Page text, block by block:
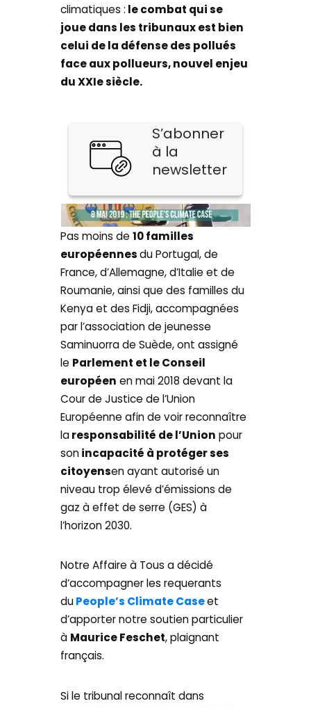
climatiques : le combat qui se
joue dans les tribunaux est bien
celui de la défense des pollués
face aux pollueurs, nouvel enjeu
du XXIe siècle.
S’abonner
à la
newsletter
Pas moins de10 familles
européennesdu Portugal, de
France, d’Allemagne, d’Italie et de
Roumanie, ainsi que des familles du
Kenya et des Fidji, accompagnées
par l’association de jeunesse
Saminuorra de Suède, ont assigné
le Parlement et le Conseil
européen en mai 2018 devant la
Cour de Justice de l’Union
Européenne afin de voir reconnaître
laresponsabilité de l’Union pour
sonincapacité à protéger ses
citoyensen ayant autorisé un
niveau trop élevé d’émissions de
gaz à effet de serre (GES) à
l’horizon 2030.
Notre Affaire à Tous a décidé
d’accompagner les requerants
duPeople’s Climate Caseet
d’apporter notre soutien particulier
à Maurice Feschet, plaignant
français.
Si le tribunal reconnaît dans